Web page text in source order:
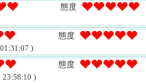
態度
態度
)
態度
23:58:10 )